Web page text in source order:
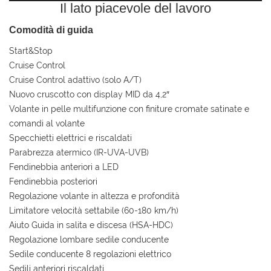
Il lato piacevole del lavoro
Comodità di guida
Start&Stop
Cruise Control
Cruise Control adattivo (solo A/T)
Nuovo cruscotto con display MID da 4,2″
Volante in pelle multifunzione con finiture cromate satinate e
comandi al volante
Specchietti elettrici e riscaldati
Parabrezza atermico (IR-UVA-UVB)
Fendinebbia anteriori a LED
Fendinebbia posteriori
Regolazione volante in altezza e profondità
Limitatore velocità settabile (60-180 km/h)
Aiuto Guida in salita e discesa (HSA-HDC)
Regolazione lombare sedile conducente
Sedile conducente 8 regolazioni elettrico
Sedili anteriori riscaldati